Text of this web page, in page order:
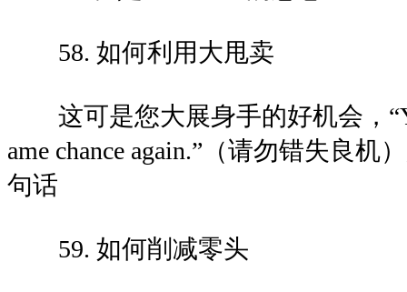
58. 如何利用大甩卖
这可是您大展身手的好机会，
ame chance again.”（请勿错失良机
句话
59. 如何削减零头